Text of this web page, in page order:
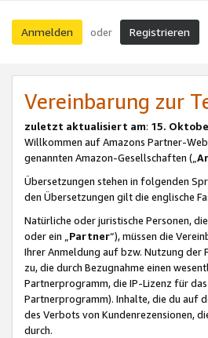
Anmelden oder Registrieren
Vereinbarung zur
zuletzt aktualisiert am: 15.
Willkommen auf Amazons Partner-
genannten Amazon-Gesellschaften („
Übersetzungen stehen in folgenden
den Übersetzungen gilt die englische
Natürliche oder juristische Personen,
oder ein „Partner“), müssen die
Ihrer Anmeldung auf bzw. Nutzung der
zu, die durch Bezugnahme einen
Partnerprogramm, die IP-Lizenz für
Partnerprogramm). Inhalte, die du auf
des Verbots von Kundenrezensionen,
durch.